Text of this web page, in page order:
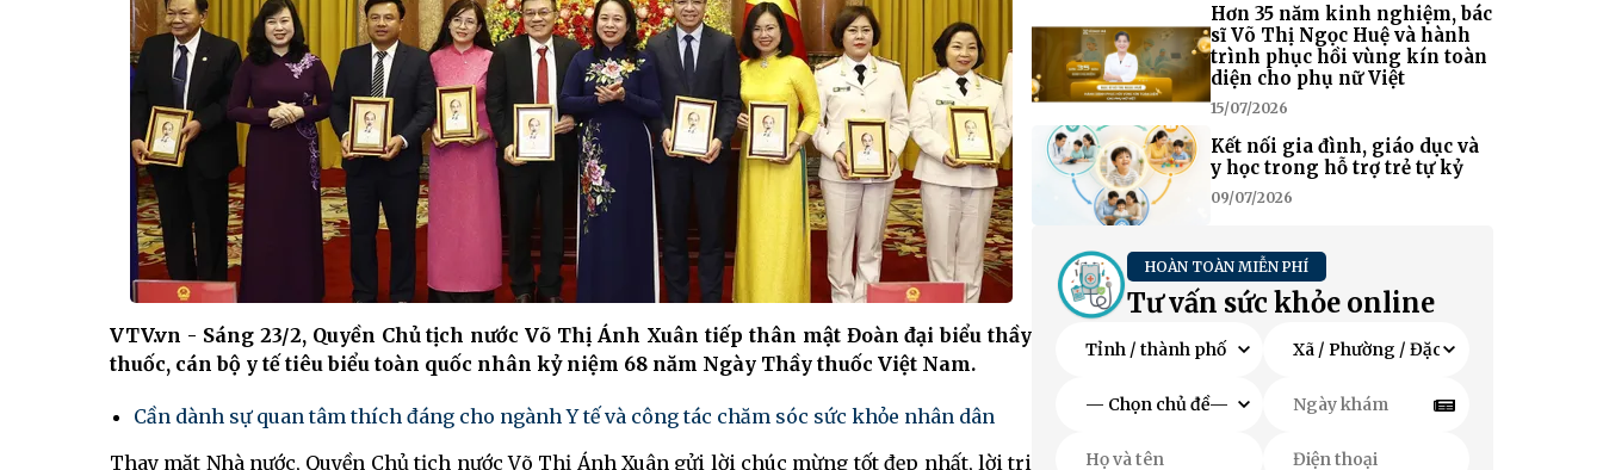
VTV.vn - Sáng 23/2, Quyền Chủ tịch nước Võ Thị Ánh Xuân tiếp thân mật Đoàn đại biểu thầy
thuốc, cán bộ y tế tiêu biểu toàn quốc nhân kỷ niệm 68 năm Ngày Thầy thuốc Việt Nam.
Cần dành sự quan tâm thích đáng cho ngành Y tế và công tác chăm sóc sức khỏe nhân dân
Thay mặt Nhà nước, Quyền Chủ tịch nước Võ Thị Ánh Xuân gửi lời chúc mừng tốt đẹp nhất, lời tri
Hơn 35 năm kinh nghiệm, bác
sĩ Võ Thị Ngọc Huệ và hành
trình phục hồi vùng kín toàn
diện cho phụ nữ Việt
15/07/2026
Kết nối gia đình, giáo dục và
y học trong hỗ trợ trẻ tự kỷ
09/07/2026
HOÀN TOÀN MIỄN PHÍ
Tư vấn sức khỏe online